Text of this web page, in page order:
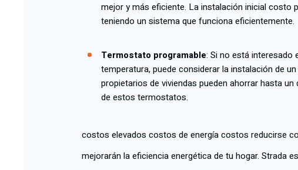
mejor y más eficiente. La instalación inicial costo
teniendo un sistema que funciona eficientemente.
Termostato programable: Si no está interesado
temperatura, puede considerar la instalación de
propietarios de viviendas pueden ahorrar hasta
de estos termostatos.
costos elevados costos de energía costos reducirse
mejorarán la eficiencia energética de tu hogar. Strada